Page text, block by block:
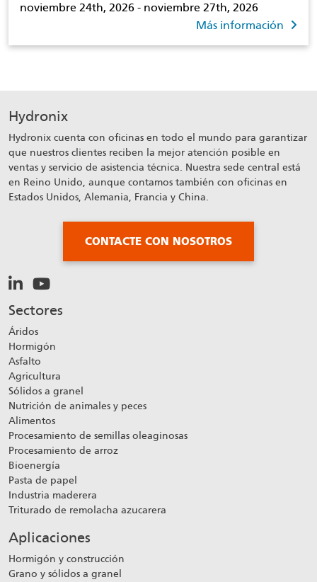
noviembre 24th, 2026 - noviembre 27th, 2026
Más información
Hydronix
Hydronix cuenta con oficinas en todo el mundo para garantizar
que nuestros clientes reciben la mejor atención posible en
ventas y servicio de asistencia técnica. Nuestra sede central está
en Reino Unido, aunque contamos también con oficinas en
Estados Unidos, Alemania, Francia y China.
CONTACTE CON NOSOTROS
Sectores
Áridos
Hormigón
Asfalto
Agricultura
Sólidos a granel
Nutrición de animales y peces
Alimentos
Procesamiento de semillas oleaginosas
Procesamiento de arroz
Bioenergía
Pasta de papel
Industria maderera
Triturado de remolacha azucarera
Aplicaciones
Hormigón y construcción
Grano y sólidos a granel